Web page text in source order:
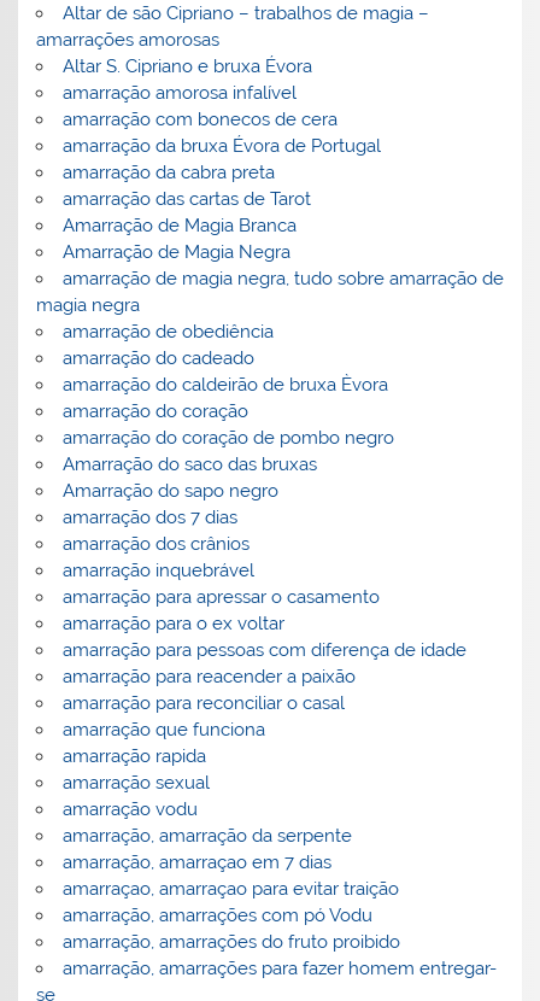
Altar de são Cipriano – trabalhos de magia –
amarrações amorosas
Altar S. Cipriano e bruxa Évora
amarração amorosa infalível
amarração com bonecos de cera
amarração da bruxa Évora de Portugal
amarração da cabra preta
amarração das cartas de Tarot
Amarração de Magia Branca
Amarração de Magia Negra
amarração de magia negra, tudo sobre amarração de
magia negra
amarração de obediência
amarração do cadeado
amarração do caldeirão de bruxa Èvora
amarração do coração
amarração do coração de pombo negro
Amarração do saco das bruxas
Amarração do sapo negro
amarração dos 7 dias
amarração dos crânios
amarração inquebrável
amarração para apressar o casamento
amarração para o ex voltar
amarração para pessoas com diferença de idade
amarração para reacender a paixão
amarração para reconciliar o casal
amarração que funciona
amarração rapida
amarração sexual
amarração vodu
amarração, amarração da serpente
amarração, amarraçao em 7 dias
amarraçao, amarraçao para evitar traição
amarração, amarrações com pó Vodu
amarração, amarrações do fruto proibido
amarração, amarrações para fazer homem entregar-
se